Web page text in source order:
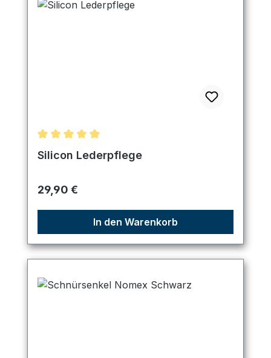
Durchschnittliche Bewertung von 5 von 5 Sternen
Silicon Lederpflege
Regulärer Preis:
29,90 €
In den Warenkorb